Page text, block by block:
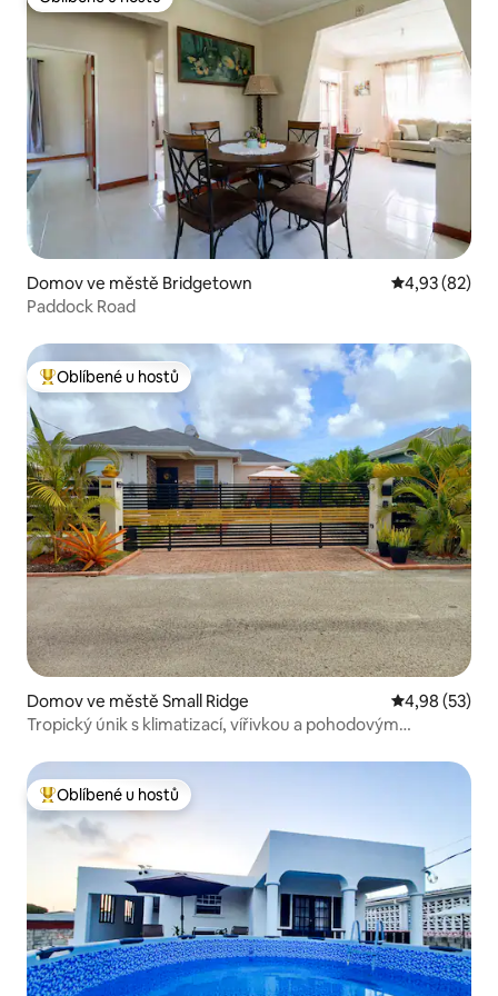
Oblíbené u hostů
Domov ve městě Bridgetown Průměrné
4,93 (82)
Paddock Road
Nejlepší v kategorii Oblíbené u hostů
Oblíbené u hostů
Domov ve městě Small Ridge Průměrné
4,98 (53)
Tropický únik s klimatizací, vířivkou a pohodovým
Nejlepší v kategorii Oblíbené u hostů
Oblíbené u hostů